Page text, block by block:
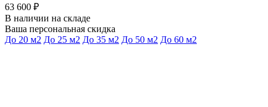
63 600 ₽
В наличии на складе
Ваша персональная скидка
До 20 м2 До 25 м2 До 35 м2 До 50 м2 До 60 м2